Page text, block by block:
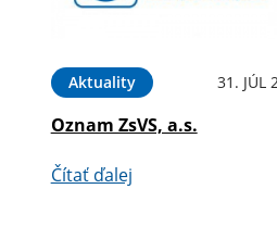
Aktuality 31. JÚL
Oznam ZsVS, a.s.
Čítať ďalej